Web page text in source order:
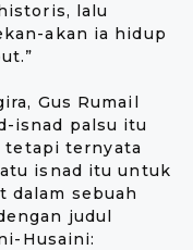
lalu
akan ia hidup
Gus Rumail
isnad palsu itu
tetapi ternyata
isnad itu untuk
dalam sebuah
judul
Husaini: